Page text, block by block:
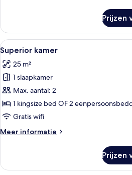
suite
Prijzen
Alle
foto's
voor
Superior
kamer
laden
6
Superior kamer
25 m²
1 slaapkamer
Max. aantal: 2
1 kingsize bed OF 2
Gratis wifi
Meer informatie
Meer
kamer
Prijzen